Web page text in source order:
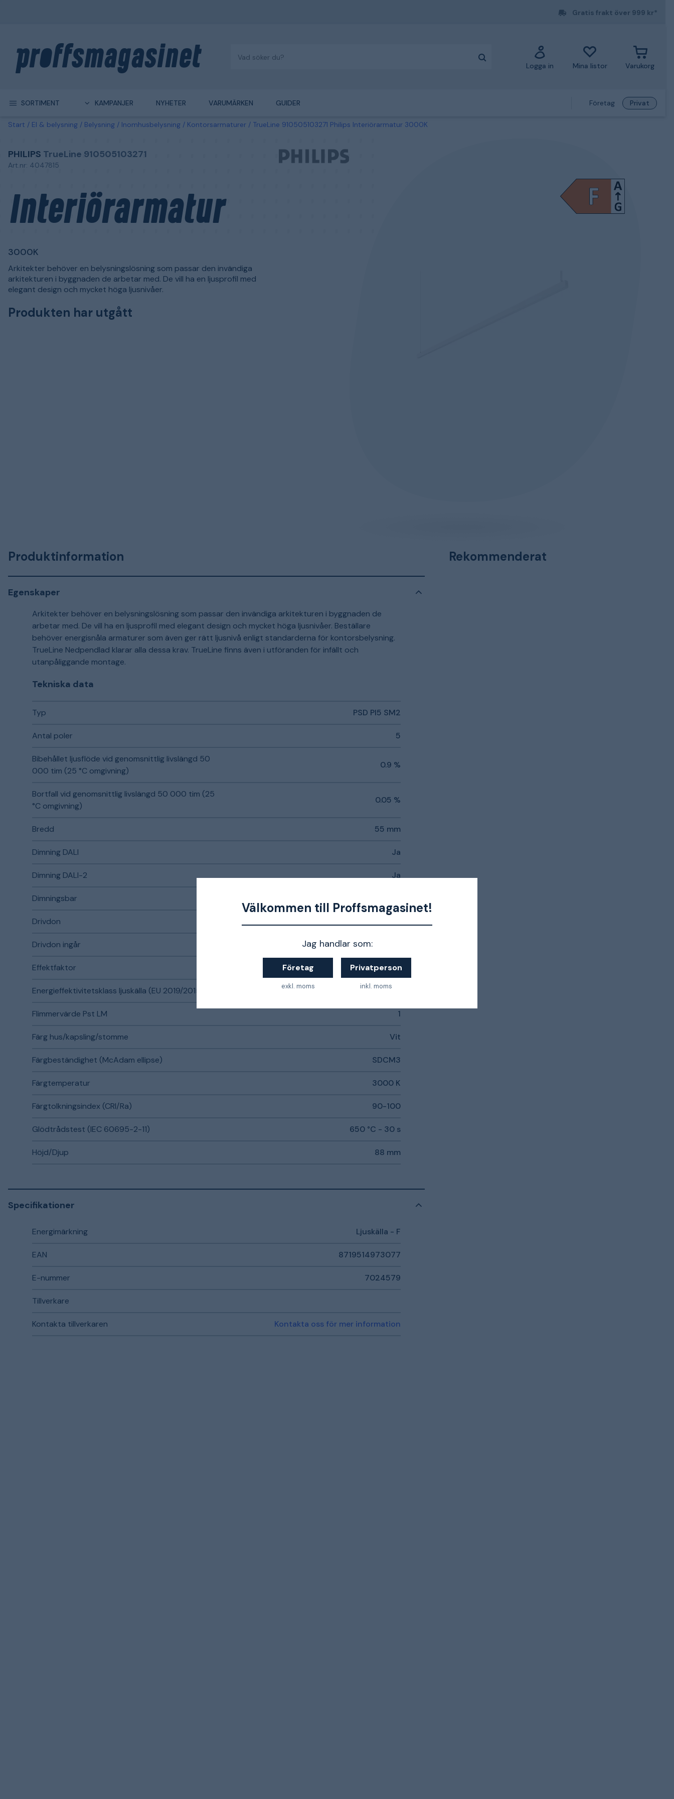
Välkommen till Proffsmagasinet!
Jag handlar som:
Företag
exkl. moms
Privatperson
inkl. moms
Gratis frakt över 999 kr*
Logga in Mina listor Varukorg
SORTIMENT KAMPANJER NYHETER VARUMÄRKEN GUIDER Företag Privat
Start El & belysning Belysning Inomhusbelysning Kontorsarmaturer TrueLine 910505103271 Philips Interiörarmatur 3000K
PHILIPS TrueLine 910505103271
Art.nr: 4047815
Interiörarmatur
3000K
Arkitekter behöver en belysningslösning som passar den invändiga
arkitekturen i byggnaden de arbetar med. De vill ha en ljusprofil med
elegant design och mycket höga ljusnivåer.
Produkten har utgått
Produktinformation
Egenskaper
Arkitekter behöver en belysningslösning som passar den invändiga arkitekturen i byggnaden de
arbetar med. De vill ha en ljusprofil med elegant design och mycket höga ljusnivåer. Beställare
behöver energisnåla armaturer som även ger rätt ljusnivå enligt standarderna för kontorsbelysning.
TrueLine Nedpendlad klarar alla dessa krav. TrueLine finns även i utföranden för infällt och
utanpåliggande montage.
Tekniska data
Typ PSD PI5 SM2
Antal poler 5
Bibehållet ljusflöde vid genomsnittlig livslängd 50
000 tim (25 °C omgivning)
0.9 %
Bortfall vid genomsnittlig livslängd 50 000 tim (25
°C omgivning)
0.05 %
Bredd 55 mm
Dimning DALI Ja
Dimning DALI-2 Ja
Dimningsbar
Drivdon
Drivdon ingår
Effektfaktor 0.9
Energieffektivitetsklass ljuskälla (EU 2019/2015)
Flimmervärde Pst LM 1
Färg hus/kapsling/stomme Vit
Färgbeständighet (McAdam ellipse) SDCM3
Färgtemperatur 3000 K
Färgtolkningsindex (CRI/Ra) 90-100
Glödtrådstest (IEC 60695-2-11) 650 °C - 30 s
Höjd/Djup 88 mm
Specifikationer
Energimärkning Ljuskälla - F
EAN 8719514973077
E-nummer 7024579
Tillverkare
Kontakta tillverkaren Kontakta oss för mer information
Rekommenderat